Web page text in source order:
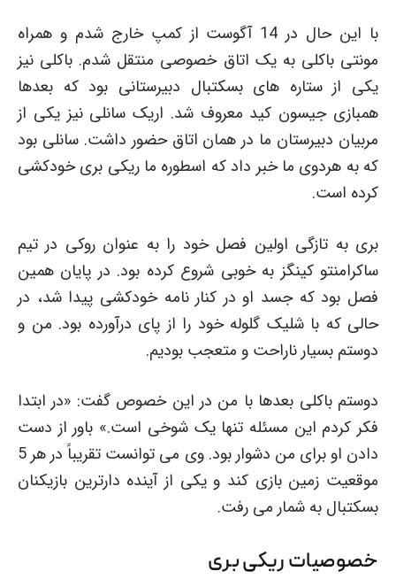
با این حال در 14 آگوست از کمپ خارج شدم و همراه
مونتی باکلی به یک اتاق خصوصی منتقل شدم. باکلی نیز
یکی از ستاره های بسکتبال دبیرستانی بود که بعدها
همبازی جیسون کید معروف شد. اریک سانلی نیز یکی از
مربیان دبیرستان ما در همان اتاق حضور داشت. سانلی بود
که به هردوی ما خبر داد که اسطوره ما ریکی بری خودکشی
کرده است.
بری به تازگی اولین فصل خود را به عنوان روکی در تیم
ساکرامنتو کینگز به خوبی شروع کرده بود. در پایان همین
فصل بود که جسد او در کنار نامه خودکشی پیدا شد، در
حالی که با شلیک گلوله خود را از پای درآورده بود. من و
دوستم بسیار ناراحت و متعجب بودیم.
دوستم باکلی بعدها با من در این خصوص گفت: «در ابتدا
فکر کردم این مسئله تنها یک شوخی است.» باور از دست
دادن او برای من دشوار بود. وی می توانست تقریباً در هر 5
موقعیت زمین بازی کند و یکی از آینده دارترین بازیکنان
بسکتبال به شمار می رفت.
خصوصیات ریکی بری